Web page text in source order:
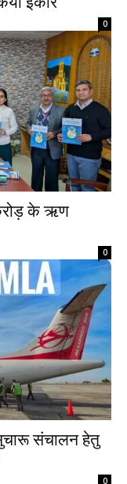
0
के ऋण
0
संचालन हेतु
0